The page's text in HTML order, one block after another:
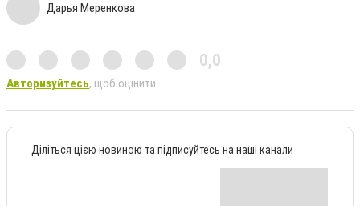
Дарья Меренкова
0,0
Авторизуйтесь, щоб оцінити
Діліться цією новиною та підписуйтесь на наші канали